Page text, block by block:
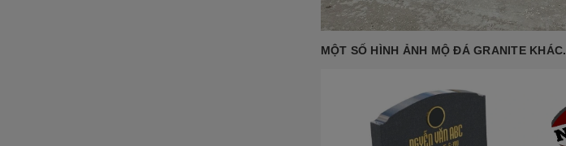
MỘT SỐ HÌNH ẢNH MỘ ĐÁ GRANITE KHÁC.